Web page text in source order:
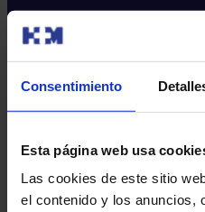
Consentimiento
Esta página web usa
Las cookies de este sitio
el contenido y los anuncios,